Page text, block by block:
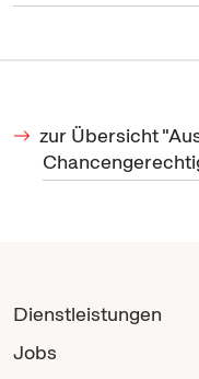
zur Übersicht
Dienstleistungen
Jobs